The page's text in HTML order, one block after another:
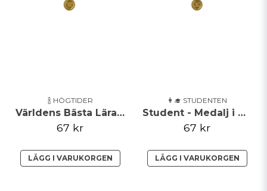
🍾 HÖGTIDER
Världens Bästa Lärare - Medalj i Metall
67 kr
LÄGG I VARUKORGEN
👩‍🎓 STUDENTEN
Student - Medalj i Metall
67 kr
LÄGG I VARUKORGEN